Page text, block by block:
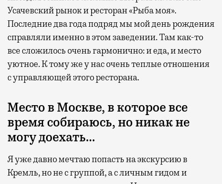
Усачевский рынок и ресторан «Рыба моя».
Последние два года подряд мы мой день рождения
справляли именно в этом заведении. Там как-то
все сложилось очень гармонично: и еда, и место
уютное. К тому же у нас очень теплые отношения
с управляющей этого ресторана.
Место в Москве, в которое все
время собираюсь, но никак не
могу доехать…
Я уже давно мечтаю попасть на экскурсию в
Кремль, но не с группой, а с личным гидом и